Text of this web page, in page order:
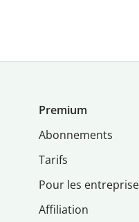
Premium
Abonnements
Tarifs
Pour les
Affiliation